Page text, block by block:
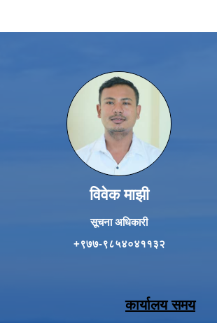
विवेक माझी
सूचना अधिकारी
+९७७-९८५४०४११३२
कार्यालय समय